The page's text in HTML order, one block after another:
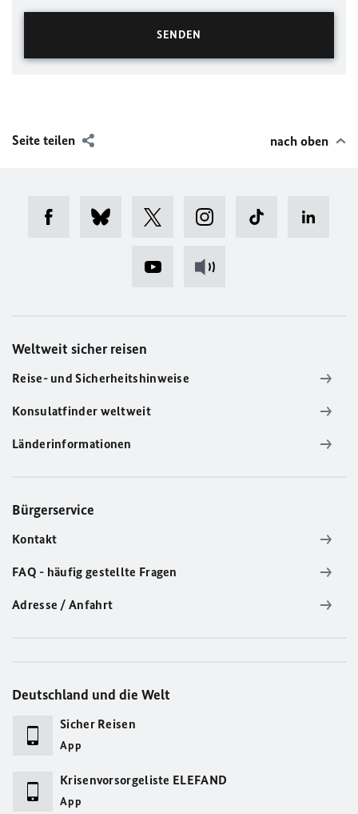
Seite teilen nach oben
Weltweit sicher reisen
Reise- und Sicherheitshinweise
Konsulatfinder weltweit
Länderinformationen
Bürgerservice
Kontakt
FAQ - häufig gestellte Fragen
Adresse / Anfahrt
Deutschland und die Welt
Sicher Reisen
App
Krisenvorsorgeliste ELEFAND
App